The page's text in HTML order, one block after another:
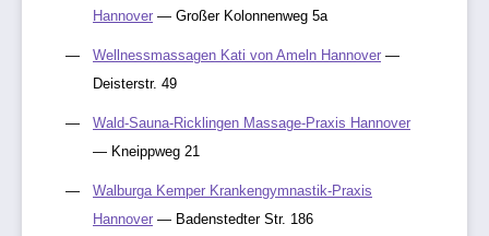
Hannover — Großer Kolonnenweg 5a
Wellnessmassagen Kati von Ameln Hannover —
Deisterstr. 49
Wald-Sauna-Ricklingen Massage-Praxis Hannover
— Kneippweg 21
Walburga Kemper Krankengymnastik-Praxis
Hannover — Badenstedter Str. 186